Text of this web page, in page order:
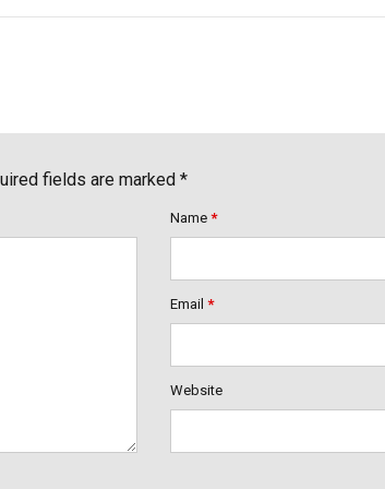
fields are marked *
Name *
Email *
Website